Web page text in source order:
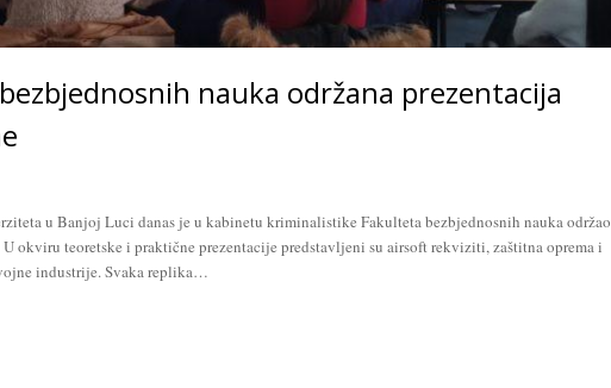
nauka održana prezentacija
u Banjoj Luci danas je u kabinetu kriminalistike Fakulteta bezbjednosnih nauka održao
okviru teoretske i praktične prezentacije predstavljeni su airsoft rekviziti, zaštitna oprema i
industrije. Svaka replika…